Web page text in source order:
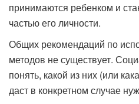
принимаются ребенком и
частью его личности.
Общих рекомендаций по
методов не существует.
понять, какой из них (или
даст в конкретном случае